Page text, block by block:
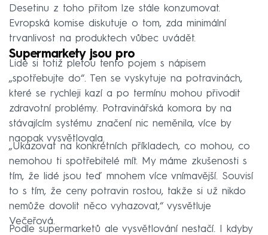
Desetinu z toho přitom lze stále konzumovat.
Evropská komise diskutuje o tom, zda minimální
trvanlivost na produktech vůbec uvádět.
Supermarkety jsou pro
Lidé si totiž pletou tento pojem s nápisem
„spotřebujte do“. Ten se vyskytuje na potravinách,
které se rychleji kazí a po termínu mohou přivodit
zdravotní problémy. Potravinářská komora by na
stávajícím systému značení nic neměnila, více by
naopak vysvětlovala.
„Ukazovat na konkrétních příkladech, co mohou, co
nemohou ti spotřebitelé mít. My máme zkušenosti s
tím, že lidé jsou teď mnohem více vnímavější. Souvisí
to s tím, že ceny potravin rostou, takže si už nikdo
nemůže dovolit něco vyhazovat,“ vysvětluje
Večeřová.
Podle supermarketů ale vysvětlování nestačí. I kdyby